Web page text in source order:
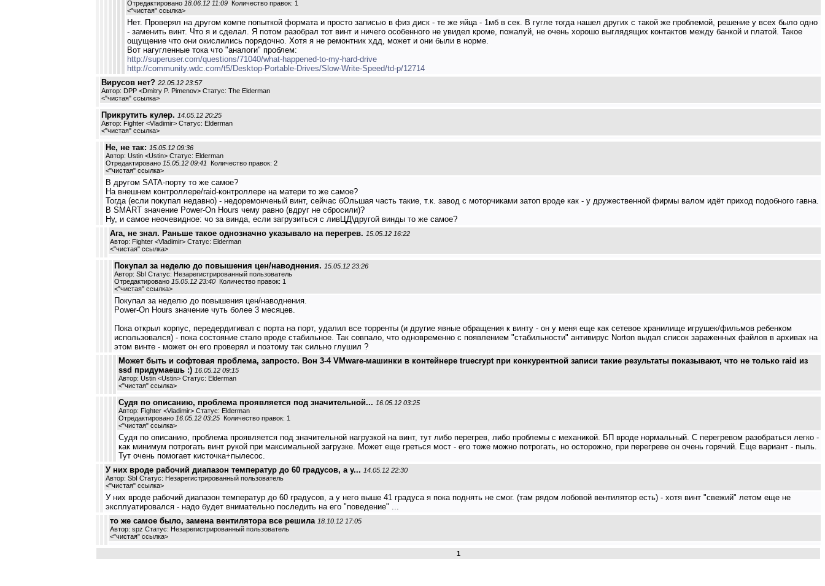
Отредактировано 18.06.12 11:09 Количество правок: 1
<"чистая" ссылка>
Нет. Проверял на другом компе попыткой формата и просто записью в физ диск - те же яйца - 1мб в сек. В гугле тогда нашел других с такой же проблемой, решение у всех было одно
- заменить винт. Что я и сделал. Я потом разобрал тот винт и ничего особенного не увидел кроме, пожалуй, не очень хорошо выглядящих контактов между банкой и платой. Такое
ощущение что они окислились порядочно. Хотя я не ремонтник хдд, может и они были в норме.
Вот нагугленные тока что "аналоги" проблем:
http://superuser.com/questions/71040/what-happened-to-my-hard-drive
http://community.wdc.com/t5/Desktop-Portable-Drives/Slow-Write-Speed/td-p/12714
Вирусов нет? 22.05.12 23:57
Автор: DPP <Dmitry P. Pimenov> Статус: The Elderman
<"чистая" ссылка>
Прикрутить кулер. 14.05.12 20:25
Автор: Fighter <Vladimir> Статус: Elderman
<"чистая" ссылка>
Не, не так: 15.05.12 09:36
Автор: Ustin <Ustin> Статус: Elderman
Отредактировано 15.05.12 09:41 Количество правок: 2
<"чистая" ссылка>
В другом SATA-порту то же самое?
На внешнем контроллере/raid-контроллере на матери то же самое?
Тогда (если покупал недавно) - недоремонченый винт, сейчас бОльшая часть такие, т.к. завод с моторчиками затоп вроде как - у дружественной фирмы валом идёт приход подобного гавна.
В SMART значение Power-On Hours чему равно (вдруг не сбросили)?
Ну, и самое неочевидное: чо за винда, если загрузиться с ливЦД\другой винды то же самое?
Ага, не знал. Раньше такое однозначно указывало на перегрев. 15.05.12 16:22
Автор: Fighter <Vladimir> Статус: Elderman
<"чистая" ссылка>
Покупал за неделю до повышения цен/наводнения. 15.05.12 23:26
Автор: SbI Статус: Незарегистрированный пользователь
Отредактировано 15.05.12 23:40 Количество правок: 1
<"чистая" ссылка>
Покупал за неделю до повышения цен/наводнения.
Power-On Hours значение чуть более 3 месяцев.
Пока открыл корпус, передердигивал с порта на порт, удалил все торренты (и другие явные обращения к винту - он у меня еще как сетевое хранилище игрушек/фильмов ребенком
использовался) - пока состояние стало вроде стабильное. Так совпало, что одновременно с появлением "стабильности" антивирус Norton выдал список зараженных файлов в архивах на
этом винте - может он его проверял и поэтому так сильно глушил ?
Может быть и софтовая проблема, запросто. Вон 3-4 VMware-машинки в контейнере truecrypt при конкурентной записи такие результаты показывают, что не только raid из
ssd придумаешь :) 16.05.12 09:15
Автор: Ustin <Ustin> Статус: Elderman
<"чистая" ссылка>
Судя по описанию, проблема проявляется под значительной... 16.05.12 03:25
Автор: Fighter <Vladimir> Статус: Elderman
Отредактировано 16.05.12 03:25 Количество правок: 1
<"чистая" ссылка>
Судя по описанию, проблема проявляется под значительной нагрузкой на винт, тут либо перегрев, либо проблемы с механикой. БП вроде нормальный. С перегревом разобраться легко -
как минимум потрогать винт рукой при максимальной загрузке. Может еще греться мост - его тоже можно потрогать, но осторожно, при перегреве он очень горячий. Еще вариант - пыль.
Тут очень помогает кисточка+пылесос.
У них вроде рабочий диапазон температур до 60 градусов, а у... 14.05.12 22:30
Автор: SbI Статус: Незарегистрированный пользователь
<"чистая" ссылка>
У них вроде рабочий диапазон температур до 60 градусов, а у него выше 41 градуса я пока поднять не смог. (там рядом лобовой вентилятор есть) - хотя винт "свежий" летом еще не
эксплуатировался - надо будет внимательно последить на его "поведение" ...
то же самое было, замена вентилятора все решила 18.10.12 17:05
Автор: spz Статус: Незарегистрированный пользователь
<"чистая" ссылка>
1